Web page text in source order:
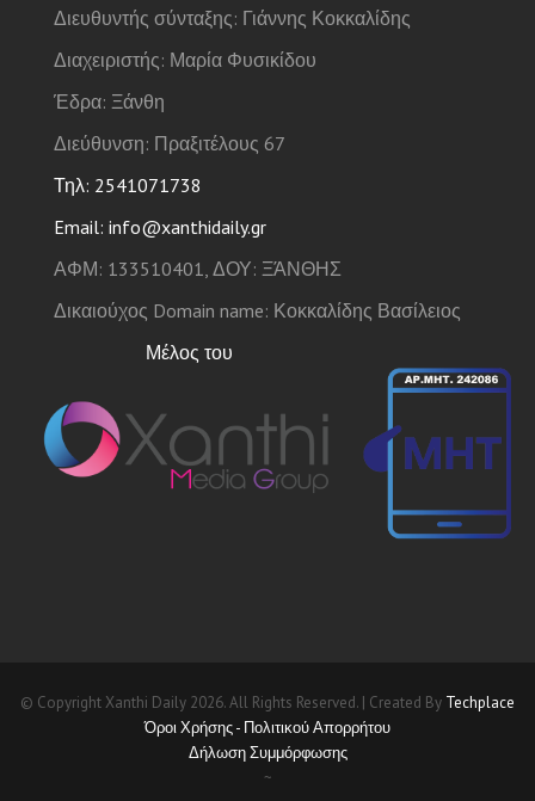
Διευθυντής σύνταξης: Γιάννης Κοκκαλίδης
Διαχειριστής: Μαρία Φυσικίδου
Έδρα: Ξάνθη
Διεύθυνση: Πραξιτέλους 67
Τηλ: 2541071738
Email: info@xanthidaily.gr
ΑΦΜ: 133510401, ΔΟΥ: ΞΆΝΘΗΣ
Δικαιούχος Domain name: Κοκκαλίδης Βασίλειος
Μέλος του
© Copyright Xanthi Daily 2026. All Rights Reserved. | Created By Techplace
Όροι Χρήσης - Πολιτικού Απορρήτου
Δήλωση Συμμόρφωσης
~